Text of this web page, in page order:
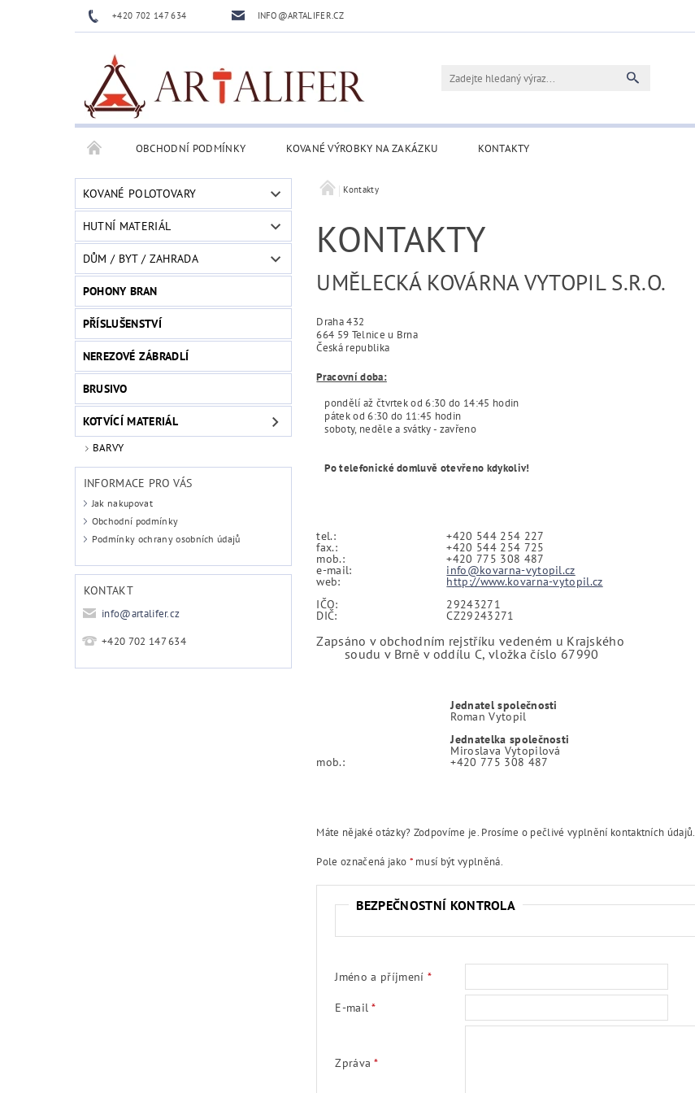
+420 702 147 634 INFO@ARTALIFER.CZ
OBCHODNÍ PODMÍNKY KOVANÉ VÝROBKY NA ZAKÁZKU KONTAKTY
KOVANÉ POLOTOVARY
HUTNÍ MATERIÁL
DŮM / BYT / ZAHRADA
POHONY BRAN
PŘÍSLUŠENSTVÍ
NEREZOVÉ ZÁBRADLÍ
BRUSIVO
KOTVÍCÍ MATERIÁL
BARVY
INFORMACE PRO VÁS
Jak nakupovat
Obchodní podmínky
Podmínky ochrany osobních údajů
KONTAKT
info@artalifer.cz
+420 702 147 634
Kontakty
KONTAKTY
UMĚLECKÁ KOVÁRNA VYTOPIL S.R.O.
Draha 432
664 59 Telnice u Brna
Česká republika
Pracovní doba:
pondělí až čtvrtek od 6:30 do 14:45 hodin
pátek od 6:30 do 11:45 hodin
soboty, neděle a svátky - zavřeno
Po telefonické domluvě otevřeno kdykoliv!
tel.:
fax.:
+420 544 254 227
+420 544 254 725
mob.: +420 775 308 487
e-mail: info@kovarna-vytopil.cz
web:
http://www.kovarna-vytopil.cz
IČO:
29243271
DIČ: CZ29243271
Zapsáno v obchodním rejstříku vedeném u Krajského
soudu v Brně v oddílu C, vložka číslo 67990
Jednatel společnosti
Roman Vytopil
Jednatelka společnosti
Miroslava Vytopilová
mob.: +420 775 308 487
Máte nějaké otázky? Zodpovíme je. Prosíme o pečlivé vyplnění kontaktních údajů.
Pole označená jako *musí být vyplněná.
BEZPEČNOSTNÍ KONTROLA
Jméno a příjmení
E-mail
Zpráva